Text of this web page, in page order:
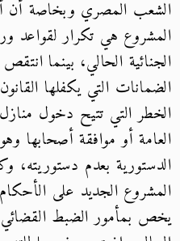
المشروع هي تكرار لقواعد
الجنائية الحالي، بينما
الضمانات التي يكفلها
الخطر التي تتيح دخول
العامة أو موافقة
الدستورية بعدم دستوريته،
المشروع الجديد على